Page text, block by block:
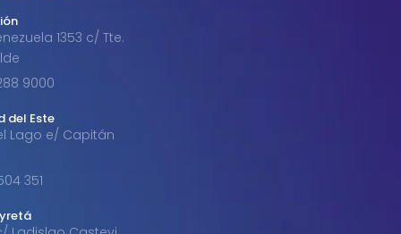
1353 c/ Tte.
9000
del Este
Lago e/ Capitán
351